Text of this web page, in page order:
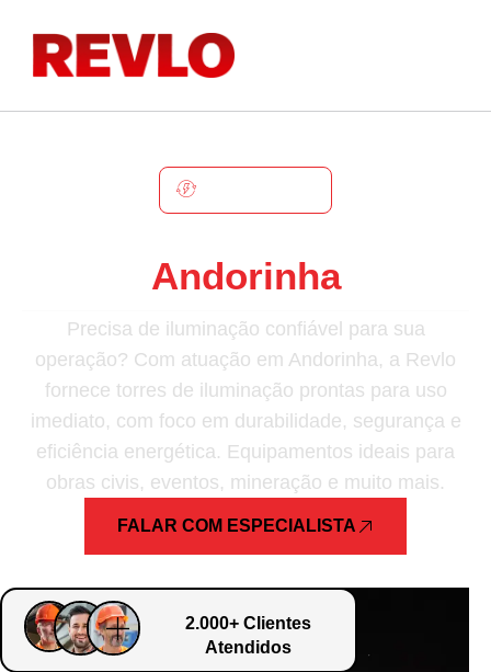
Andorinha
Precisa de iluminação confiável para sua
operação? Com atuação em Andorinha, a Revlo
fornece torres de iluminação prontas para uso
imediato, com foco em durabilidade, segurança e
eficiência energética. Equipamentos ideais para
obras civis, eventos, mineração e muito mais.
FALAR COM ESPECIALISTA
2.000+ Clientes
Atendidos